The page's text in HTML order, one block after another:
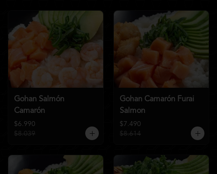
Gohan Salmón
Camarón
$6.990
$8.039
Gohan Camarón Furai
Salmon
$7.490
$8.614